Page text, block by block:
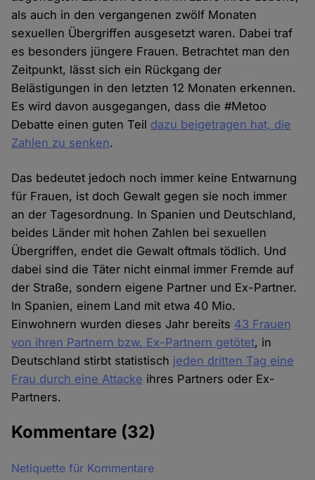
als auch in den vergangenen zwölf Monaten
sexuellen Übergriffen ausgesetzt waren. Dabei traf
es besonders jüngere Frauen. Betrachtet man den
Zeitpunkt, lässt sich ein Rückgang der
Belästigungen in den letzten 12 Monaten erkennen.
Es wird davon ausgegangen, dass die #Metoo
Debatte einen guten Teil dazu beigetragen hat, die
Zahlen zu senken.
Das bedeutet jedoch noch immer keine Entwarnung
für Frauen, ist doch Gewalt gegen sie noch immer
an der Tagesordnung. In Spanien und Deutschland,
beides Länder mit hohen Zahlen bei sexuellen
Übergriffen, endet die Gewalt oftmals tödlich. Und
dabei sind die Täter nicht einmal immer Fremde auf
der Straße, sondern eigene Partner und Ex-Partner.
In Spanien, einem Land mit etwa 40 Mio.
Einwohnern wurden dieses Jahr bereits 43 Frauen
von ihren Partnern bzw. Ex-Partnern getötet, in
Deutschland stirbt statistisch jeden dritten Tag eine
Frau durch eine Attacke ihres Partners oder Ex-
Partners.
Kommentare (32)
Netiquette für Kommentare